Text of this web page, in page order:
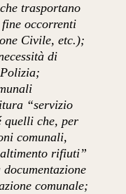
trasportano
occorrenti
Civile, etc.);
di
“servizio
quelli che, per
comunali,
rifiuti”
comunale;